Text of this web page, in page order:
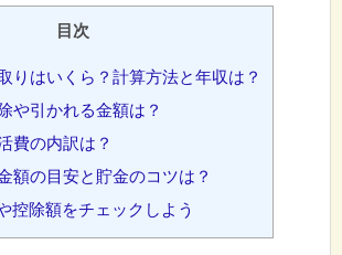
目次
りはいくら？計算方法と年収は？
や引かれる金額は？
費の内訳は？
額の目安と貯金のコツは？
控除額をチェックしよう